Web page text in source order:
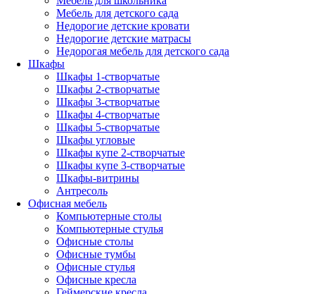
Мебель для детского сада
Недорогие детские кровати
Недорогие детские матрасы
Недорогая мебель для детского сада
Шкафы
Шкафы 1-створчатые
Шкафы 2-створчатые
Шкафы 3-створчатые
Шкафы 4-створчатые
Шкафы 5-створчатые
Шкафы угловые
Шкафы купе 2-створчатые
Шкафы купе 3-створчатые
Шкафы-витрины
Антресоль
Офисная мебель
Компьютерные столы
Компьютерные стулья
Офисные столы
Офисные тумбы
Офисные стулья
Офисные кресла